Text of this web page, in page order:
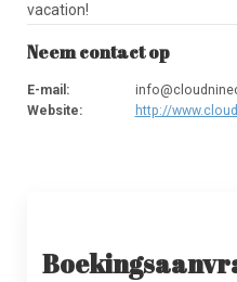
vacation!
Neem contact op
E-mail :
Website: http://